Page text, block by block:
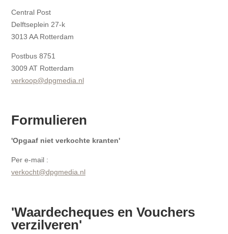
Central Post
Delftseplein 27-k
3013 AA Rotterdam
Postbus 8751
3009 AT Rotterdam
verkoop@dpgmedia.nl
Formulieren
'Opgaaf niet verkochte kranten'
Per e-mail :
verkocht@dpgmedia.nl
'Waardecheques en Vouchers
verzilveren'